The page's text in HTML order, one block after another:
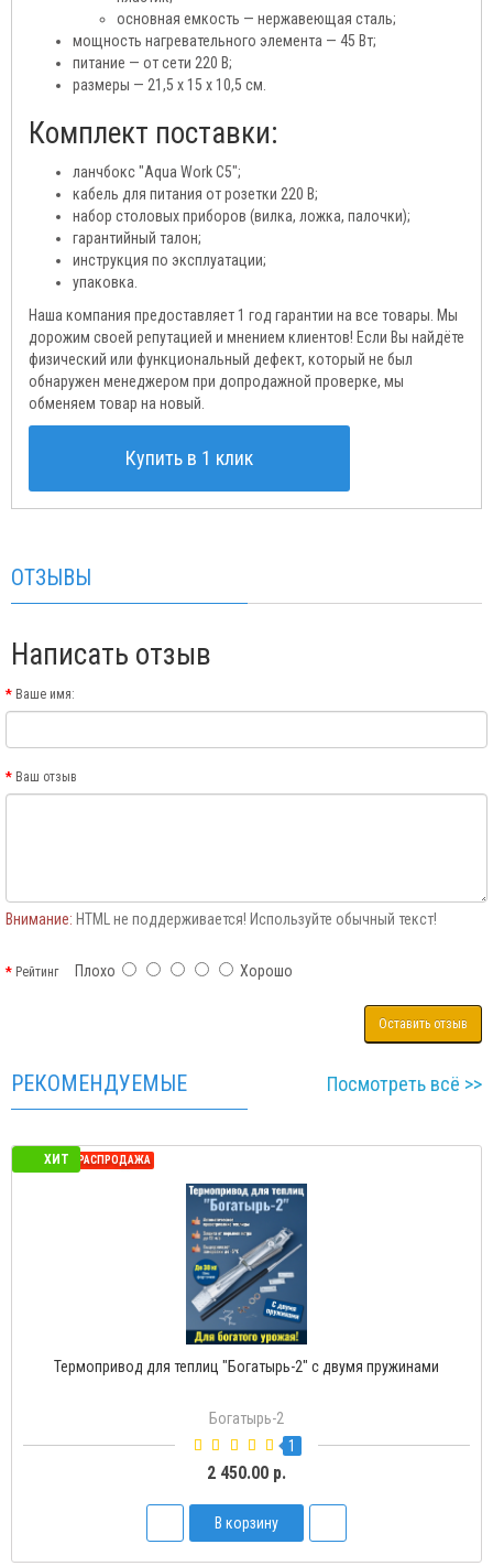
основная емкость — нержавеющая сталь;
мощность нагревательного элемента — 45 Вт;
питание — от сети 220 В;
размеры — 21,5 x 15 x 10,5 см.
Комплект поставки:
ланчбокс "Aqua Work C5";
кабель для питания от розетки 220 В;
набор столовых приборов (вилка, ложка, палочки);
гарантийный талон;
инструкция по эксплуатации;
упаковка.
Наша компания предоставляет 1 год гарантии на все товары. Мы
дорожим своей репутацией и мнением клиентов! Если Вы найдёте
физический или функциональный дефект, который не был
обнаружен менеджером при допродажной проверке, мы
обменяем товар на новый.
Купить в 1 клик
ОТЗЫВЫ
Написать отзыв
Ваше имя:
Ваш отзыв
Внимание: HTML не поддерживается! Используйте обычный текст!
РейтингПлохо Хорошо
Оставить отзыв
РЕКОМЕНДУЕМЫЕ Посмотреть всё >>
ХИТ
СЕЗОННАЯ РАСПРОДАЖА
Термопривод для теплиц "Богатырь-2" с двумя пружинами
Богатырь-2
1
2 450.00 р.
В корзину